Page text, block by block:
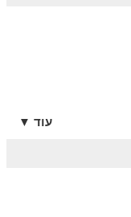
עוד ▼